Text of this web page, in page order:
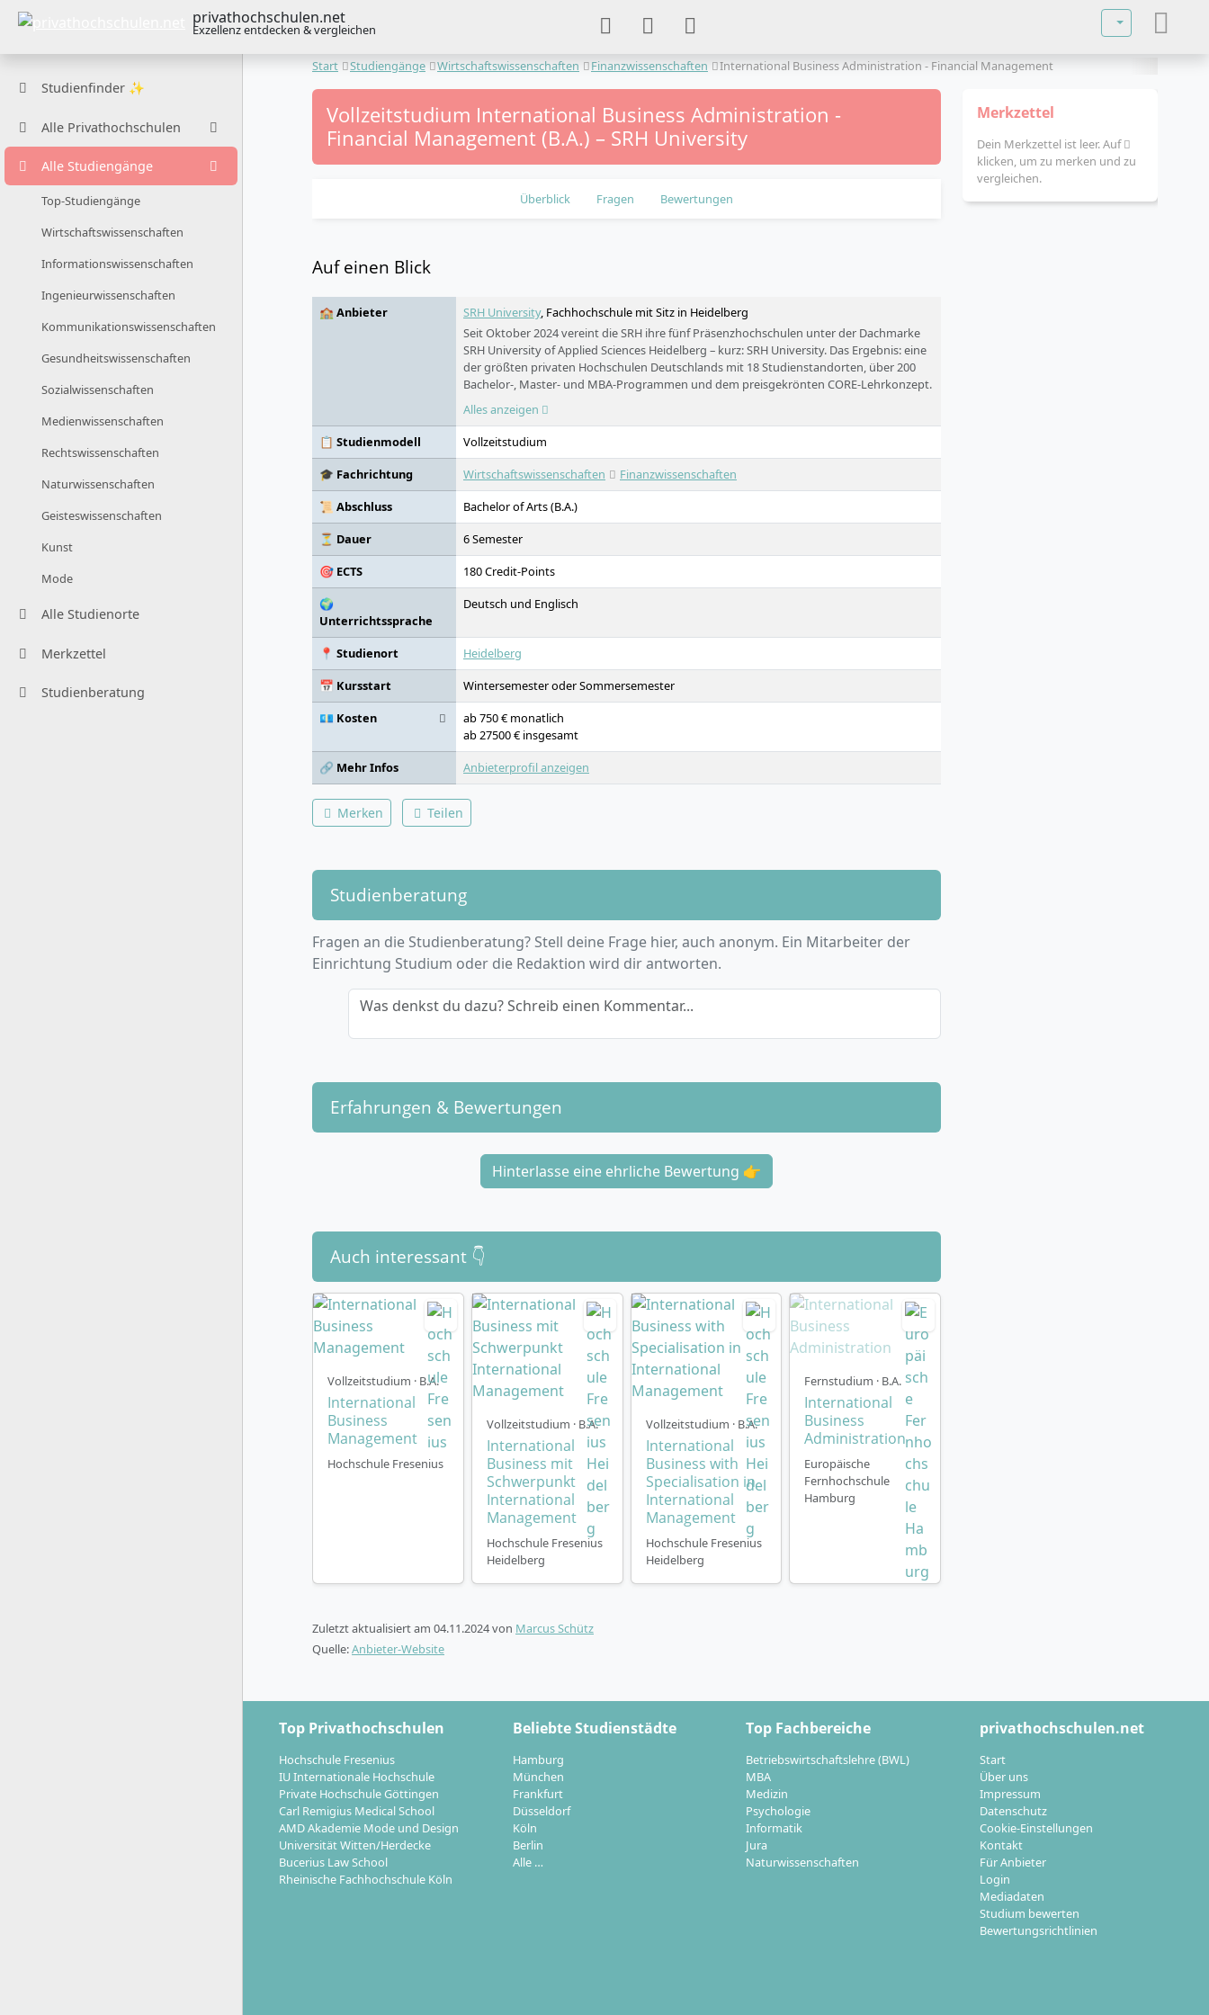
privathochschulen.net
Exzellenz entdecken & vergleichen
Sprache
Studienfinder ✨
Alle Privathochschulen
Alle Studiengänge
Top-Studiengänge
Wirtschaftswissenschaften
Informationswissenschaften
Ingenieurwissenschaften
Kommunikationswissenschaften
Gesundheitswissenschaften
Sozialwissenschaften
Medienwissenschaften
Rechtswissenschaften
Naturwissenschaften
Geisteswissenschaften
Kunst
Mode
Alle Studienorte
Merkzettel
Studienberatung
Start Studiengänge Wirtschaftswissenschaften Finanzwissenschaften International Business Administration - Financial Management
Vollzeitstudium International Business Administration -
Financial Management (B.A.) – SRH University
Überblick Fragen Bewertungen
Auf einen Blick
🏫 Anbieter SRH University, Fachhochschule mit Sitz in Heidelberg
Seit Oktober 2024 vereint die SRH ihre fünf Präsenzhochschulen unter der Dachmarke
SRH University of Applied Sciences Heidelberg – kurz: SRH University. Das Ergebnis: eine
der größten privaten Hochschulen Deutschlands mit 18 Studienstandorten, über 200
Bachelor-, Master- und MBA-Programmen und dem preisgekrönten CORE-Lehrkonzept.
Studieren ohne NC, in kleinen Gruppen, praxisnah – auf Deutsch und auf Englisch.
Alles anzeigen
📋 Studienmodell
Vollzeitstudium
🎓 Fachrichtung
Wirtschaftswissenschaften
Finanzwissenschaften
📜 Abschluss
Bachelor of Arts (B.A.)
⏳ Dauer
6 Semester
🎯 ECTS
180 Credit-Points
🌍
Unterrichtssprache
Deutsch und Englisch
📍 Studienort
Heidelberg
📅 Kursstart
Wintersemester oder Sommersemester
💶 Kosten
ab 750 € monatlich
ab 27500 € insgesamt
🔗 Mehr Infos
Anbieterprofil anzeigen
Merken Teilen
Studienberatung
Fragen an die Studienberatung? Stell deine Frage hier, auch anonym. Ein Mitarbeiter der
Einrichtung Studium oder die Redaktion wird dir antworten.
Was denkst du dazu? Schreib einen Kommentar...
Erfahrungen & Bewertungen
Hinterlasse eine ehrliche Bewertung 👉
Auch interessant 👇
Vollzeitstudium · B.A.
International
Business
Management
Hochschule Fresenius
Vollzeitstudium · B.A.
International
Business mit
Schwerpunkt
International
Management
Hochschule Fresenius
Heidelberg
Vollzeitstudium · B.A.
International
Business with
Specialisation in
International
Management
Hochschule Fresenius
Heidelberg
Fernstudium · B.A.
International
Business
Administration
Europäische
Fernhochschule
Hamburg
Zuletzt aktualisiert am 04.11.2024von Marcus Schütz
Quelle:Anbieter-Website
Merkzettel
Dein Merkzettel ist leer. Auf
klicken, um zu merken und zu
vergleichen.
Top Privathochschulen
Hochschule Fresenius
IU Internationale Hochschule
Private Hochschule Göttingen
Carl Remigius Medical School
AMD Akademie Mode und Design
Universität Witten/Herdecke
Bucerius Law School
Rheinische Fachhochschule Köln
Beliebte Studienstädte
Hamburg
München
Frankfurt
Düsseldorf
Köln
Berlin
Alle …
Top Fachbereiche
Betriebswirtschaftslehre (BWL)
MBA
Medizin
Psychologie
Informatik
Jura
Naturwissenschaften
privathochschulen.net
Start
Über uns
Impressum
Datenschutz
Cookie-Einstellungen
Kontakt
Für Anbieter
Login
Mediadaten
Studium bewerten
Bewertungsrichtlinien